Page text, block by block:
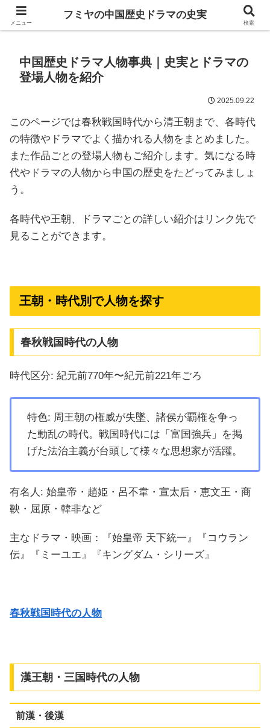
ドラマは歴史を知るともっと面白い！
中国歴史ドラマ人物事典｜史実とドラマの
登場人物を紹介
2025.09.22
このページでは春秋戦国時代から清王朝まで、各時代
の特徴やドラマでよく描かれる人物をまとめました。
また作品ごとの登場人物もご紹介します。気になる時
代やドラマの人物から中国の歴史をたどってみましょ
う。
各時代や王朝、ドラマごとの詳しい紹介はリンク先で
見ることができます。
王朝・時代別で人物を探す
春秋戦国時代の人物
時代区分: 紀元前770年〜紀元前221年ごろ
特色: 周王朝の権威が失墜、諸侯が覇権を争っ
た動乱の時代。戦国時代には「富国強兵」を掲
げた法治主義が台頭して様々な思想家が活躍。
有名人: 始皇帝・趙姫・呂不韋・宣太后・恵文王・商
鞅・屈原・韓非など
主なドラマ・映画：『始皇帝 天下統一』『コウラン
伝』『ミーユエ』『キングダム・シリーズ』
春秋戦国時代の人物
漢王朝・三国時代の人物
前漢・後漢
メニュー
フミヤの中国歴史ドラマの史実
検索